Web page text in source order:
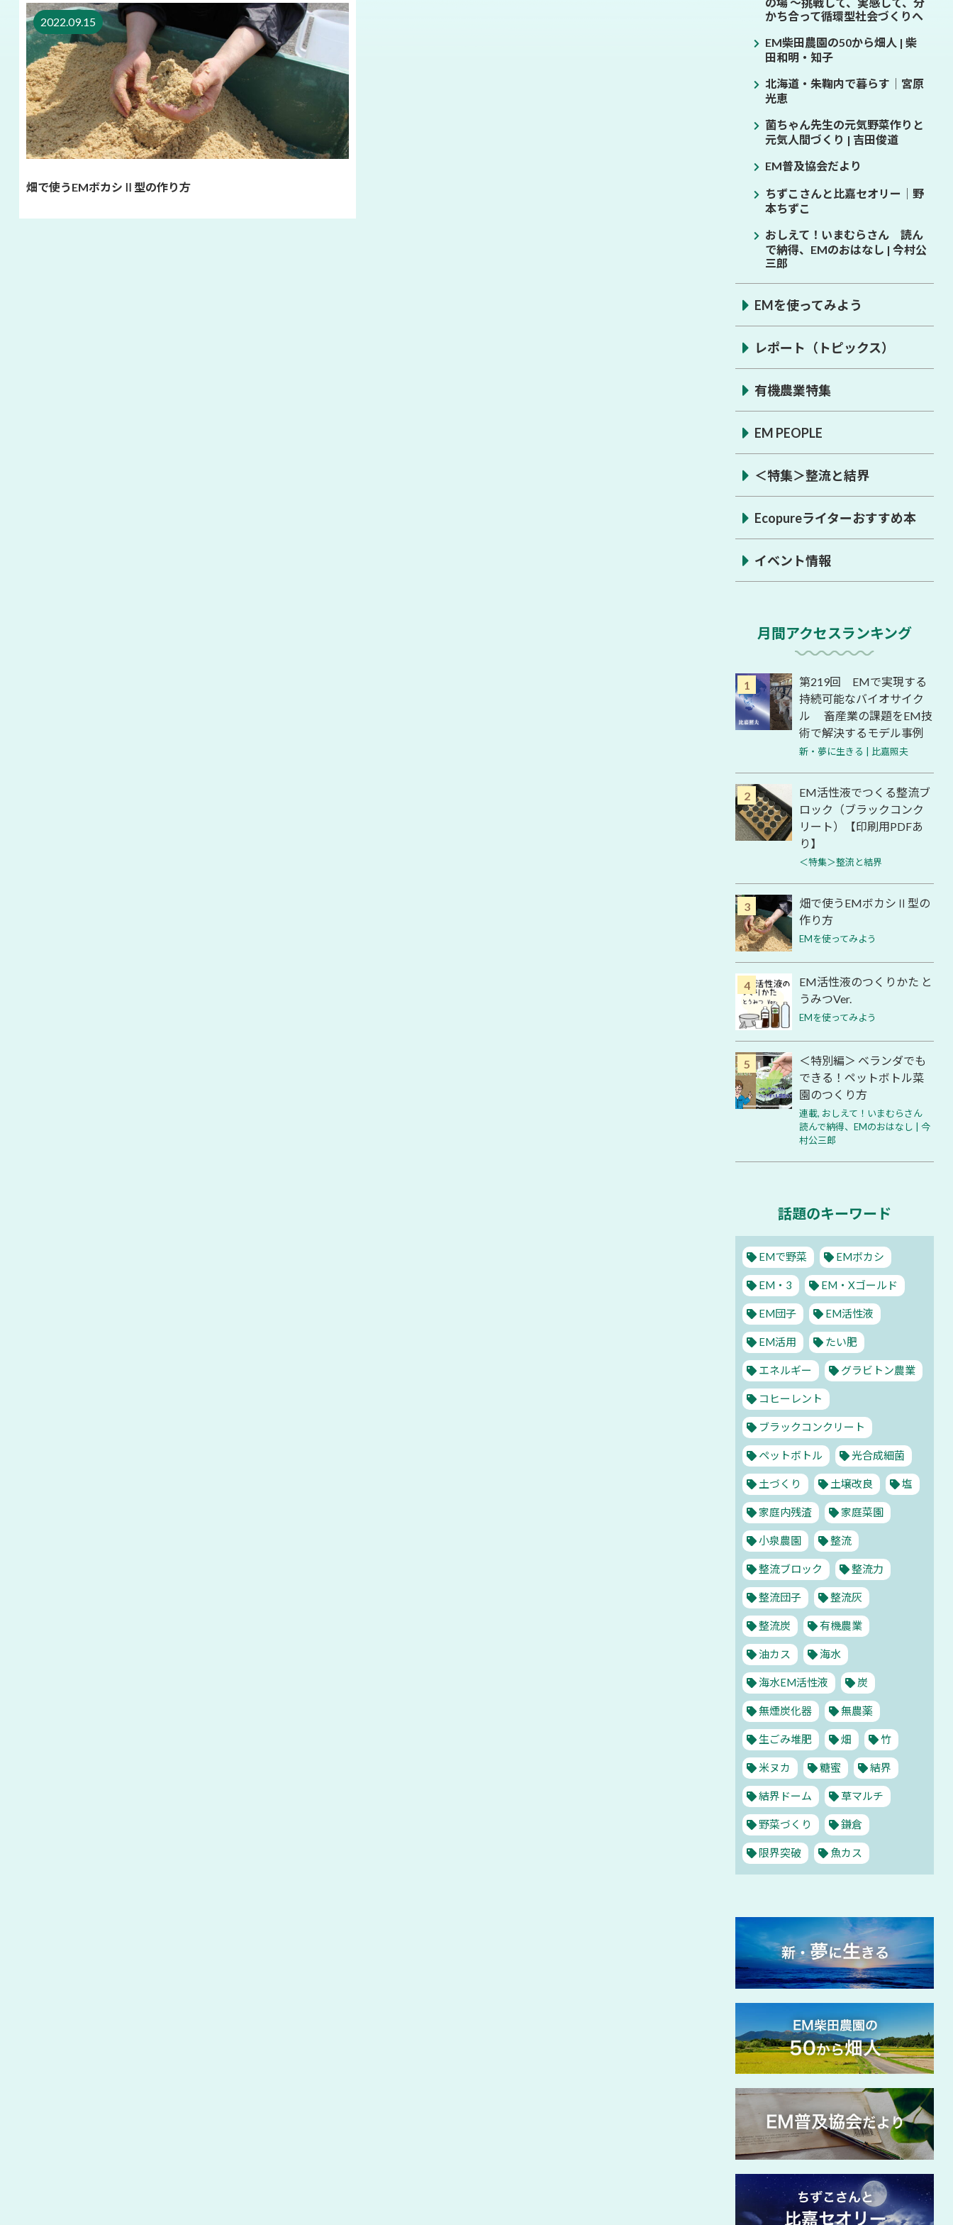
2022.09.15
畑で使うEMボカシⅡ型の作り方
かち合って循環型社会づくりへ
EM柴田農園の50から畑人 | 柴
田和明・知子
北海道・朱鞠内で暮らす│宮原
光恵
菌ちゃん先生の元気野菜作りと
元気人間づくり | 吉田俊道
EM普及協会だより
ちずこさんと比嘉セオリー│野
本ちずこ
おしえて！いまむらさん 読ん
で納得、EMのおはなし | 今村公
三郎
EMを使ってみよう
レポート（トピックス）
有機農業特集
EM PEOPLE
＜特集＞整流と結界
Ecopureライターおすすめ本
イベント情報
月間アクセスランキング
第219回 EMで実現する
持続可能なバイオサイク
ル 畜産業の課題をEM技
術で解決するモデル事例
新・夢に生きる | 比嘉照夫
EM活性液でつくる整流ブ
ロック（ブラックコンク
リート）【印刷用PDFあ
り】
＜特集＞整流と結界
畑で使うEMボカシⅡ型の
作り方
EMを使ってみよう
EM活性液のつくりかた と
うみつVer.
EMを使ってみよう
＜特別編＞ ベランダでも
できる！ペットボトル菜
園のつくり方
連載, おしえて！いまむらさん
読んで納得、EMのおはなし | 今
村公三郎
話題のキーワード
EMで野菜 EMボカシ
EM・3 EM・Xゴールド
EM団子 EM活性液
EM活用 たい肥
エネルギー グラビトン農業
コヒーレント
ブラックコンクリート
ペットボトル 光合成細菌
土づくり 土壌改良 塩
家庭内残渣 家庭菜園
小泉農園 整流
整流ブロック 整流力
整流団子 整流灰
整流炭 有機農業
油カス 海水
海水EM活性液 炭
無煙炭化器 無農薬
生ごみ堆肥 畑 竹
米ヌカ 糖蜜 結界
結界ドーム 草マルチ
野菜づくり 鎌倉
限界突破 魚カス